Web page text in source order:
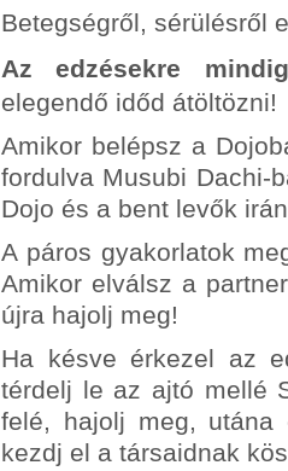
Betegségről, sérülésről
Az edzésekre
elegendő időd átöltözni!
Amikor belépsz a
fordulva Musubi Dachi-
Dojo és a bent levők
A páros gyakorlatok
Amikor elválsz a
újra hajolj meg!
Ha késve érkezel az
térdelj le az ajtó mellé
felé, hajolj meg,
kezdj el a társaidnak